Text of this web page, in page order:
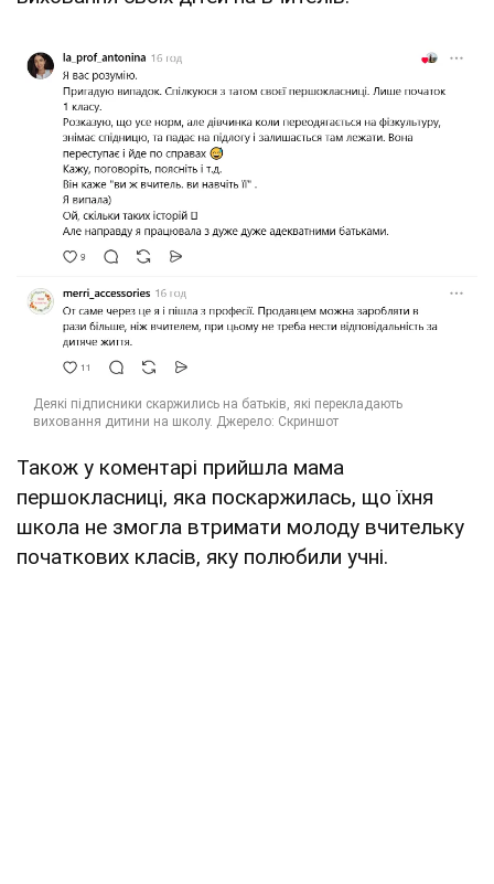
Також у коментарі прийшла мама
першокласниці, яка поскаржилась, що їхня
школа не змогла втримати молоду вчительку
початкових класів, яку полюбили учні.